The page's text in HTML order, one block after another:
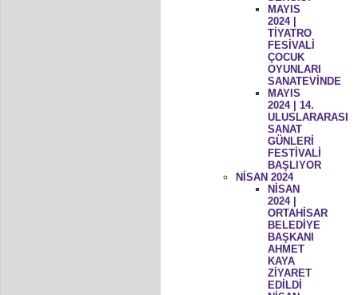
MAYIS
2024 |
TİYATRO
FESİVALİ
ÇOCUK
OYUNLARI
SANATEVİNDE
MAYIS
2024 | 14.
ULUSLARARASI
SANAT
GÜNLERİ
FESTİVALİ
BAŞLIYOR
NİSAN 2024
NİSAN
2024 |
ORTAHİSAR
BELEDİYE
BAŞKANI
AHMET
KAYA
ZİYARET
EDİLDİ